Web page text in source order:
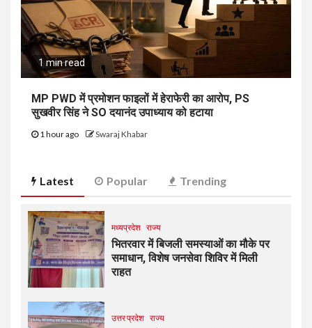
1 min read
MP PWD में प्रमोशन फाइलों में हेराफेरी का आरोप, PS
सुखवीर सिंह ने SO दयानंद उपाध्याय को हटाया
1 hour ago Swaraj Khabar
Latest Popular Trending
मध्यप्रदेश राज्य
भितरवार में बिजली समस्याओं का मौके पर
समाधान, विशेष जनसेवा शिविर में मिली
राहत
उत्तर प्रदेश राज्य